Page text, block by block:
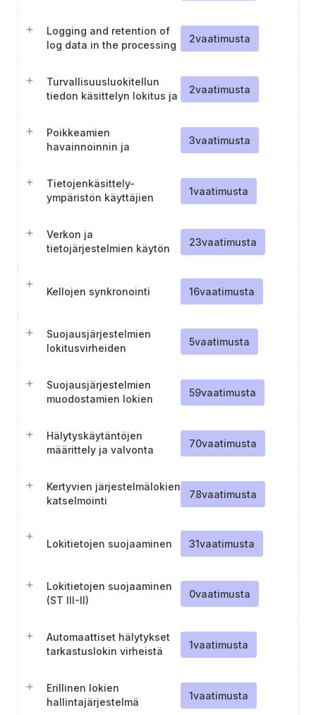
Logging and retention of
log data in the processing
2vaatimusta
Turvallisuusluokitellun
tiedon käsittelyn lokitus ja
2vaatimusta
Poikkeamien
havainnoinnin ja
3vaatimusta
Tietojenkäsittely-
ympäristön käyttäjien
1vaatimusta
Verkon ja
tietojärjestelmien käytön
varten
23vaatimusta
Kellojen synkronointi 16vaatimusta
Suojausjärjestelmien
lokitusvirheiden
5vaatimusta
Suojausjärjestelmien
muodostamien lokien
59vaatimusta
Hälytyskäytäntöjen
määrittely ja valvonta
70vaatimusta
Kertyvien järjestelmälokien
katselmointi
78vaatimusta
Lokitietojen suojaaminen 31vaatimusta
Lokitietojen suojaaminen
(ST III-II)
0vaatimusta
Automaattiset hälytykset
tarkastuslokin virheistä
1vaatimusta
Erillinen lokien
hallintajärjestelmä
1vaatimusta